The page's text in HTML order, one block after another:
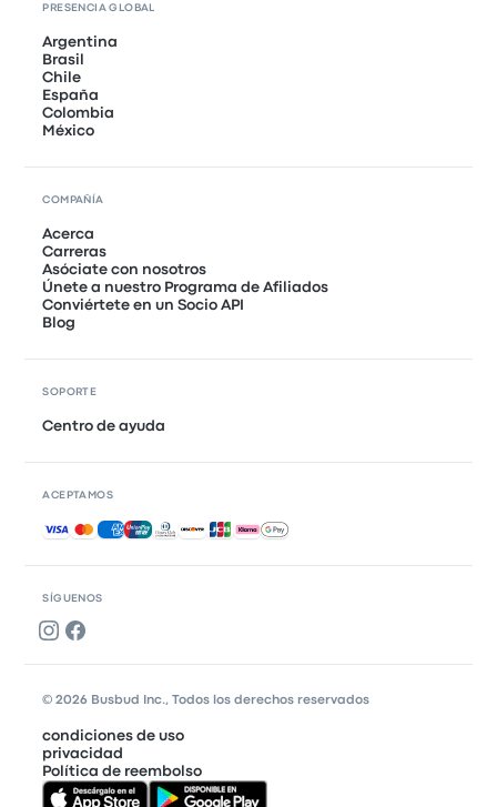
SÍGUENOS
PRESENCIA GLOBAL
Argentina
Brasil
Chile
España
Colombia
México
COMPAÑÍA
Acerca
Carreras
Asóciate con nosotros
Únete a nuestro Programa de Afiliados
Conviértete en un Socio API
Blog
SOPORTE
Centro de ayuda
ACEPTAMOS
Pagos aceptados
© 2026 Busbud Inc., Todos los derechos reservados
condiciones de uso
privacidad
Política de reembolso